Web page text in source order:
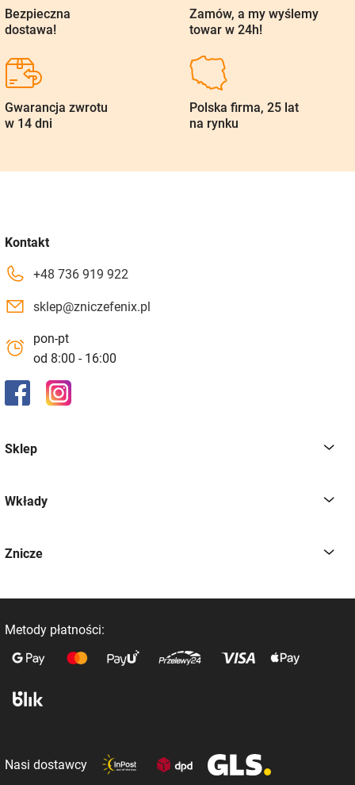
Bezpieczna
dostawa!
Zamów, a my wyślemy
towar w 24h!
Gwarancja zwrotu
w 14 dni
Polska firma, 25 lat
na rynku
Kontakt
+48 736 919 922
sklep@zniczefenix.pl
pon-pt
od 8:00 - 16:00
Sklep
Wkłady
Znicze
Metody płatności:
Nasi dostawcy